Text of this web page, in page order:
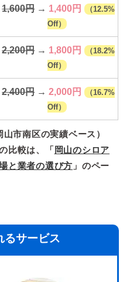
1,600円→ 1,400円
（12.5%
Off）
2,200円→ 1,800円
（18.2%
Off）
2,400円→2,000円
（16.7%
Off）
市南区の実績ベース）
比較は、「 岡山のシロア
と業者の選び方 」のペー
るサービス